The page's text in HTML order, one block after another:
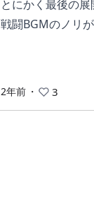
とにかく最後の
戦闘BGMのノリ
2年前 ・ 3